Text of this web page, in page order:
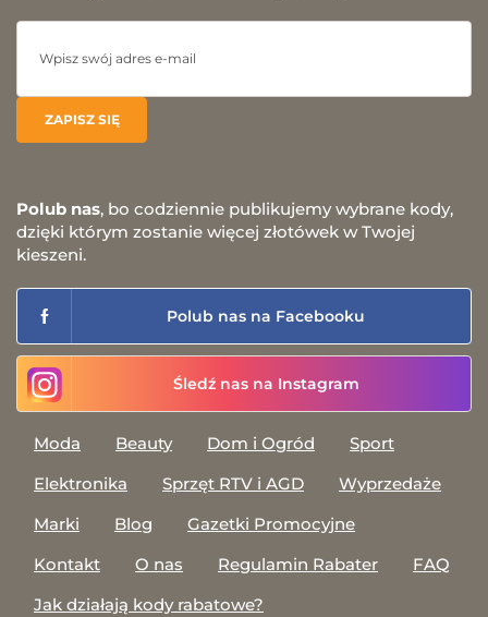
Polub nas, bo codziennie publikujemy wybrane kody,
dzięki którym zostanie więcej złotówek w Twojej
kieszeni.
Polub nas na Facebooku
Śledź nas na Instagram
Moda Beauty Dom i Ogród
Sport
Elektronika
Sprzęt RTV i AGD
Wyprzedaże
Marki
Blog
Gazetki Promocyjne
Kontakt
O nas Regulamin Rabater
FAQ
Jak działają kody rabatowe?